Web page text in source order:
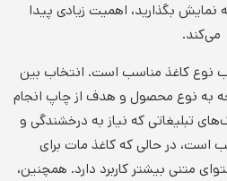
بگذارید، اهمیت زیادی پیدا
می‌کند.
نوع کاغذ مناسب است. انتخاب بین
به نوع محصول و هدف از چاپ انجام
تبلیغاتی که نیاز به درخشندگی و
است، در حالی که کاغذ مات برای
متنی بیشتر کاربرد دارد. همچنین،